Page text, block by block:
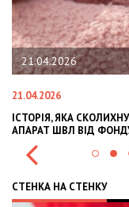
21.04.2026
21.04.2026
ІСТОРІЯ, ЯКА
АПАРАТ ШВЛ ВІД ФОНДУ
СТЕНКА НА СТЕНКУ